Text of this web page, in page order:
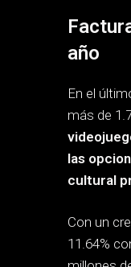
año
En el
más de
las
cultural
Con un
11.64%